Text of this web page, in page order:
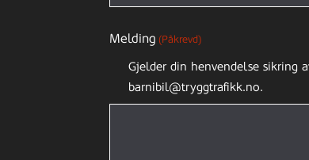
Melding (Påkrevd)
Gjelder din henvendelse sikring
barnibil@tryggtrafikk.no.